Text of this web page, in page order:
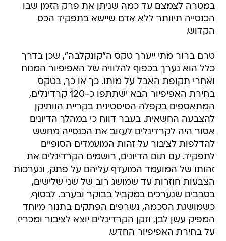
במטרה לצמצם עד כמה שניתן את פרק הזמן שבו
הכנסייה תיוותר ללא אדם שיישא בתפקיד הכס
הקדוש.
טרם ברור מתי ייערך טקס ה"קונקלבה", שכן בדרך
כלל הוא נערך בכפוף להלוויה של האפיפיור המנוח
ואחרי תקופת האבל על מותו. כך או כך, בטקס
בחירת האפיפיור הבא ישתתפו כ-120 קרדינלים,
המתאספים בקפלה הסיסטינית בקריית הוותיקן
להצבעה החשאית. בעבר דווח כי במהלך הדיונים
אסור היה לקרדינלים לעזוב את הכנסייה מחשש
להדלפות לציבור על זהות המועמדים הסופיים
לתפקיד. עם תום הדיונים, רושמים הקרדינלים את
זהותו של המועמד המועדף עליהם על פתק, ונערכות
הצבעות חוזרות עד שמושג רוב של שני שלישים,
בסבבים שנערכים במקביל בבוקר ובערב. לבסוף,
כשמושגת הסכמה, נשרפים הפתקים בתנור מיוחד
המפיק עשן לבן, וזקן הקרדינלים יוצא לציבור ומכריז
על בחירת האפיפיור החדש.